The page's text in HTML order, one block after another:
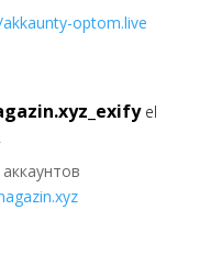
optom.live
el